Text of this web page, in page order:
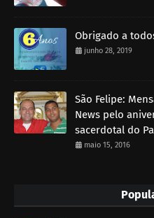
Obrigado a
junho 28, 2019
São Felipe:
News pelo
sacerdotal do
maio 15, 2016